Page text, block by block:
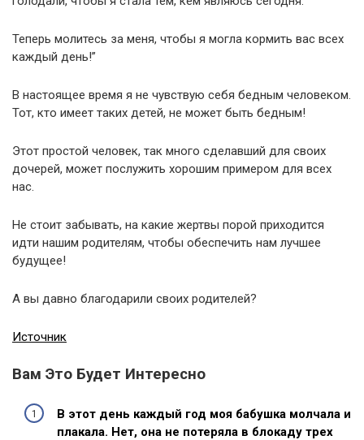
Теперь молитесь за меня, чтобы я могла кормить вас всех
каждый день!”
В настоящее время я не чувствую себя бедным человеком.
Тот, кто имеет таких детей, не может быть бедным!
Этот простой человек, так много сделавший для своих
дочерей, может послужить хорошим примером для всех
нас.
Не стоит забывать, на какие жертвы порой приходится
идти нашим родителям, чтобы обеспечить нам лучшее
будущее!
А вы давно благодарили своих родителей?
Источник
Вам Это Будет Интересно
В этот день каждый год моя бабушка молчала и
плакала. Нет, она не потеряла в блокаду трех